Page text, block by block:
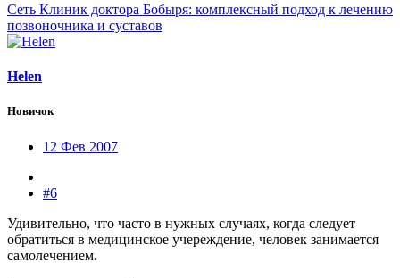
Сеть Клиник доктора Бобыря: комплексный подход к лечению
позвоночника и суставов
Helen
Новичок
12 Фев 2007
#6
Удивительно, что часто в нужных случаях, когда следует
обратиться в медицинское учереждение, человек занимается
самолечением.